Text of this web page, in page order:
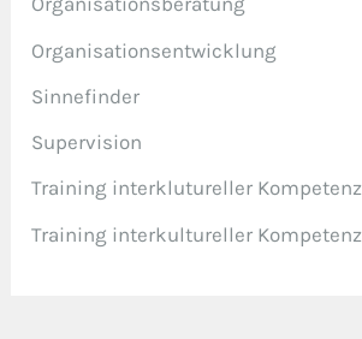
Organisationsentwicklung
Sinnefinder
Supervision
Training interklutureller Kompetenz
Training interkultureller Kompetenz